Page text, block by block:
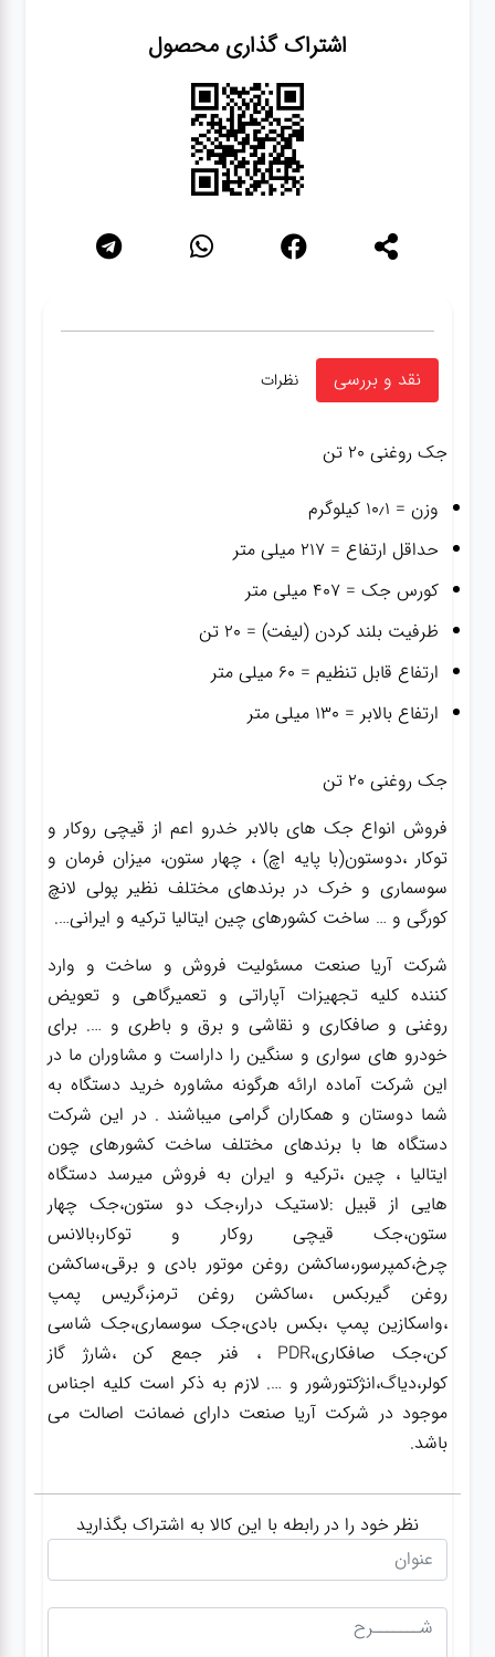
اشتراک گذاری محصول
نقد و بررسی نظرات
جک روغنی ۲۰ تن
وزن = ۱۰٫۱ کیلوگرم
حداقل ارتفاع = ۲۱۷ میلی متر
کورس جک = ۴۰۷ میلی متر
ظرفیت بلند کردن (لیفت) = ۲۰ تن
ارتفاع قابل تنظیم = ۶۰ میلی متر
ارتفاع بالابر = ۱۳۰ میلی متر
جک روغنی ۲۰ تن
فروش انواع جک های بالابر خدرو اعم از قیچی روکار و
توکار ،دوستون(با پایه اچ) ، چهار ستون، میزان فرمان و
سوسماری و خرک در برندهای مختلف نظیر پولی لانچ
کورگی و … ساخت کشورهای چین ایتالیا ترکیه و ایرانی….
شرکت آریا صنعت مسئولیت فروش و ساخت و وارد
کننده کلیه تجهیزات آپاراتی و تعمیرگاهی و تعویض
روغنی و صافکاری و نقاشی و برق و باطری و …. برای
خودرو های سواری و سنگین را داراست و مشاوران ما در
این شرکت آماده ارائه هرگونه مشاوره خرید دستگاه به
شما دوستان و همکاران گرامی میباشند . در این شرکت
دستگاه ها با برندهای مختلف ساخت کشورهای چون
ایتالیا ، چین ،ترکیه و ایران به فروش میرسد دستگاه
هایی از قبیل :لاستیک درار،جک دو ستون،جک چهار
ستون،جک قیچی روکار و توکار،بالانس
چرخ،کمپرسور،ساکشن روغن موتور بادی و برقی،ساکشن
روغن گیربکس ،ساکشن روغن ترمز،گریس پمپ
،واسکازین پمپ ،بکس بادی،جک سوسماری،جک شاسی
کن،جک صافکاری،PDR ، فنر جمع کن ،شارژ گاز
کولر،دیاگ،انژکتورشور و …. لازم به ذکر است کلیه اجناس
موجود در شرکت آریا صنعت دارای ضمانت اصالت می
باشد.
نظر خود را در رابطه با این کالا به اشتراک بگذارید